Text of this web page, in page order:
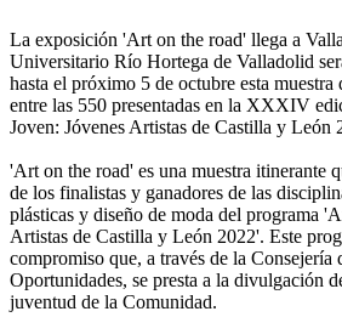
La exposición 'Art on the road' llega a
Universitario Río Hortega de Valladolid
hasta el próximo 5 de octubre esta muestra
entre las 550 presentadas en la XXXIV
Joven: Jóvenes Artistas de Castilla y León
'Art on the road' es una muestra itinerante
de los finalistas y ganadores de las
plásticas y diseño de moda del programa
Artistas de Castilla y León 2022'. Este
compromiso que, a través de la Consejería
Oportunidades, se presta a la divulgación
juventud de la Comunidad.